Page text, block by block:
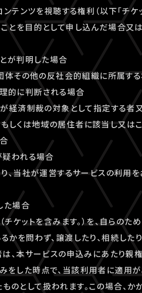
ンツを視聴する権利（以下「チケッ
とを目的として申し込んだ場合又
が判明した場合
体その他の反社会的組織に所属す
的に判断される場合
経済制裁の対象として指定する者
しくは地域の居住者に該当し又は
われる場合
当社が運営するサービスの利用
た場合
ケットを含みます。）を、自らのた
かを問わず、譲渡したり、相続した
、本サービスの申込みにあたり親
した時点で、当該利用者に適用が
として扱われます。この場合、か